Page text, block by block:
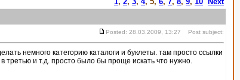
Posted: 28.03.2009, 13:27 Post subject:
немного категорию каталоги и буклеты. там просто ссылки
в третью и т.д. просто было бы проще искать что нужно.